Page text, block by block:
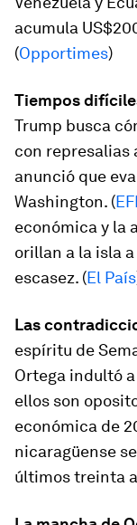
acumula
(Opportimes)
Tiempos
Trump busca
con represalias
anunció que
Washington. (
económica y la
orillan a la isla
escasez. (El País
Las
espíritu de
Ortega indultó
ellos son
económica de
nicaragüense
últimos treinta